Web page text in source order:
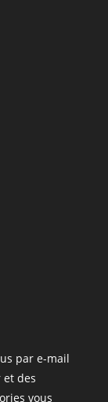
par e-mail
et des
vous